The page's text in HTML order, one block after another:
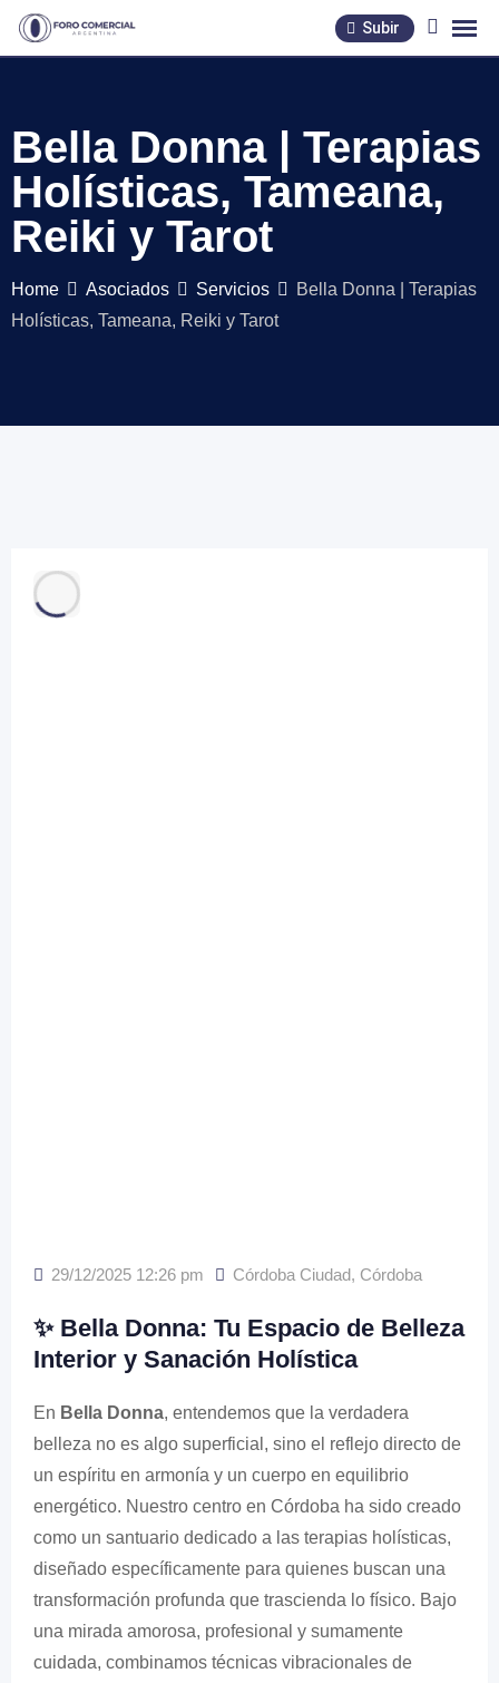
Skip
Subir
Bella Donna | Terapias
Holísticas, Tameana,
Reiki y Tarot
Home Asociados Servicios
Bella Donna | Terapias
Holísticas, Tameana, Reiki y Tarot
29/12/2025 12:26 pm Córdoba Ciudad, Córdoba
✨ Bella Donna: Tu Espacio de Belleza
Interior y Sanación Holística
En Bella Donna, entendemos que la verdadera
belleza no es algo superficial, sino el reflejo directo de
un espíritu en armonía y un cuerpo en equilibrio
energético. Nuestro centro en Córdoba ha sido creado
como un santuario dedicado a las terapias holísticas,
diseñado específicamente para quienes buscan una
transformación profunda que trascienda lo físico. Bajo
una mirada amorosa, profesional y sumamente
cuidada, combinamos técnicas vibracionales de